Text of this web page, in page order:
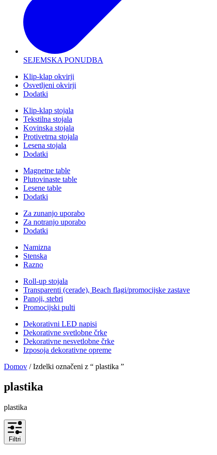
SEJEMSKA PONUDBA
Klip-klap okvirji
Osvetljeni okvirji
Dodatki
Klip-klap stojala
Tekstilna stojala
Kovinska stojala
Protivetrna stojala
Lesena stojala
Dodatki
Magnetne table
Plutovinaste table
Lesene table
Dodatki
Za zunanjo uporabo
Za notranjo uporabo
Dodatki
Namizna
Stenska
Razno
Roll-up stojala
Transparenti (cerade), Beach flagi/promocijske zastave
Panoji, stebri
Promocijski pulti
Dekorativni LED napisi
Dekorativne svetlobne črke
Dekorativne nesvetlobne črke
Izposoja dekorativne opreme
Domov / Izdelki označeni z “ plastika ”
plastika
plastika
Filtri